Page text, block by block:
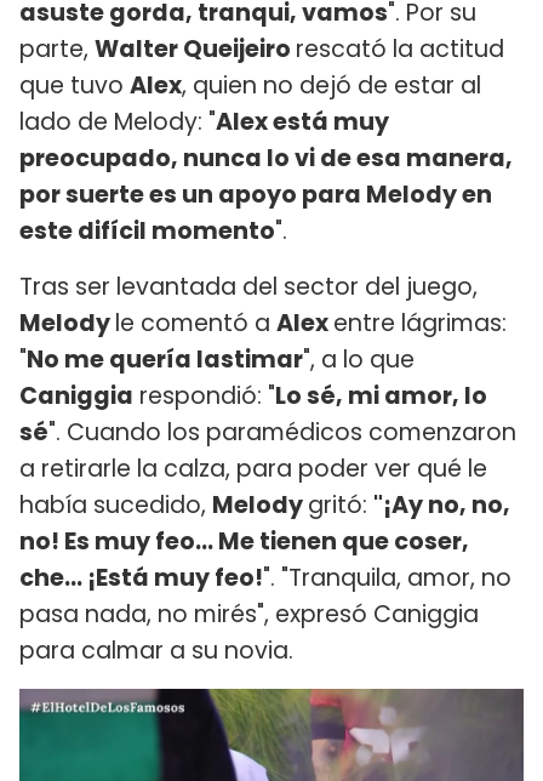
asuste gorda, tranqui, vamos". Por su
parte, Walter Queijeiro rescató la actitud
que tuvo Alex, quien no dejó de estar al
lado de Melody: "Alex está muy
preocupado, nunca lo vi de esa manera,
por suerte es un apoyo para Melody en
este difícil momento".
Tras ser levantada del sector del juego,
Melodyle comentó a Alexentre lágrimas:
"No me quería lastimar", a lo que
Caniggia respondió: "Lo sé, mi amor, lo
sé". Cuando los paramédicos comenzaron
a retirarle la calza, para poder ver qué le
había sucedido, Melodygritó: "¡Ay no, no,
no! Es muy feo... Me tienen que coser,
che... ¡Está muy feo!". "Tranquila, amor, no
pasa nada, no mirés", expresó Caniggia
para calmar a su novia.